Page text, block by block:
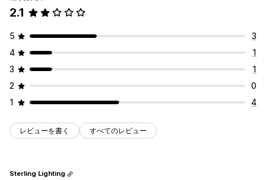
2.1
5
3
4
1
3
1
2
0
1
4
レビューを書く すべてのレビュー
Sterling Lighting